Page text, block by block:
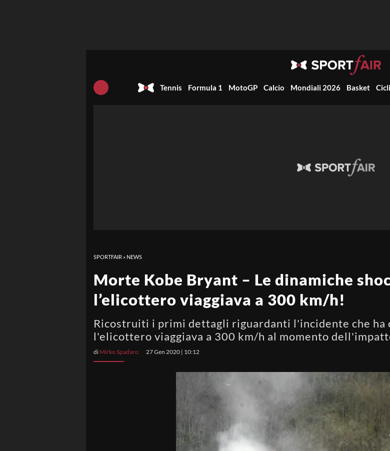
Tennis Formula 1 MotoGP Calcio Mondiali 2026 Basket
SPORTFAIR » NEWS
Morte Kobe Bryant – Le dinamiche
l’elicottero viaggiava a 300 km/h!
Ricostruiti i primi dettagli riguardanti l'incidente che ha
l'elicottero viaggiava a 300 km/h al momento
di Mirko Spadaro 27 Gen 2020 | 10:12